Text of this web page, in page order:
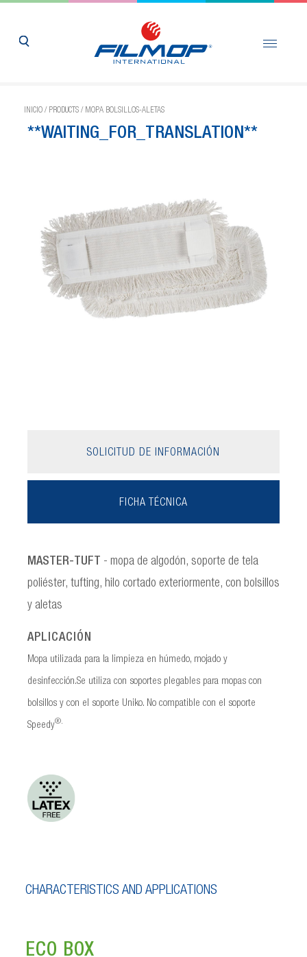
INICIO / PRODUCTS / MOPA BOLSILLOS-ALETAS
**WAITING_FOR_TRANSLATION**
SOLICITUD DE INFORMACIÓN
FICHA TÉCNICA
MASTER-TUFT - mopa de algodón, soporte de tela
poliéster, tufting, hilo cortado exteriormente, con bolsillos
y aletas
APLICACIÓN
Mopa utilizada para la limpieza en húmedo, mojado y
desinfección.Se utiliza con soportes plegables para mopas con
bolsillos y con el soporte Uniko. No compatible con el soporte
Speedy®.
CHARACTERISTICS AND APPLICATIONS
ECO BOX